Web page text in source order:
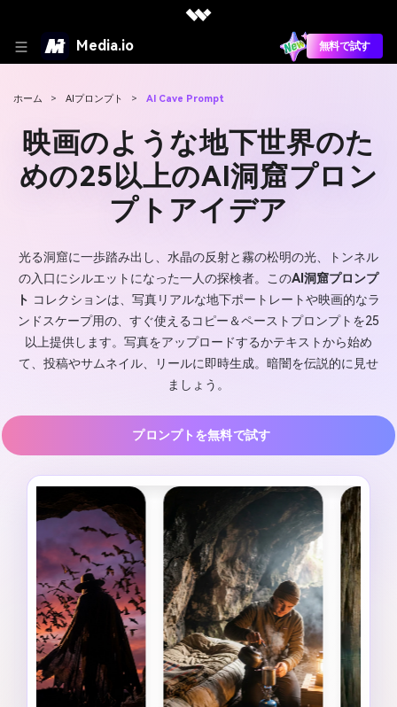
Media.io 無料で試す
ホーム > AIプロンプト > AI Cave Prompt
映画のような地下世界のた
めの25以上のAI洞窟プロン
プトアイデア
光る洞窟に一歩踏み出し、水晶の反射と霧の松明の光、トンネル
の入口にシルエットになった一人の探検者。このAI洞窟プロンプ
ト コレクションは、写真リアルな地下ポートレートや映画的なラ
ンドスケープ用の、すぐ使えるコピー＆ペーストプロンプトを25
以上提供します。写真をアップロードするかテキストから始め
て、投稿やサムネイル、リールに即時生成。暗闇を伝説的に見せ
ましょう。
プロンプトを無料で試す